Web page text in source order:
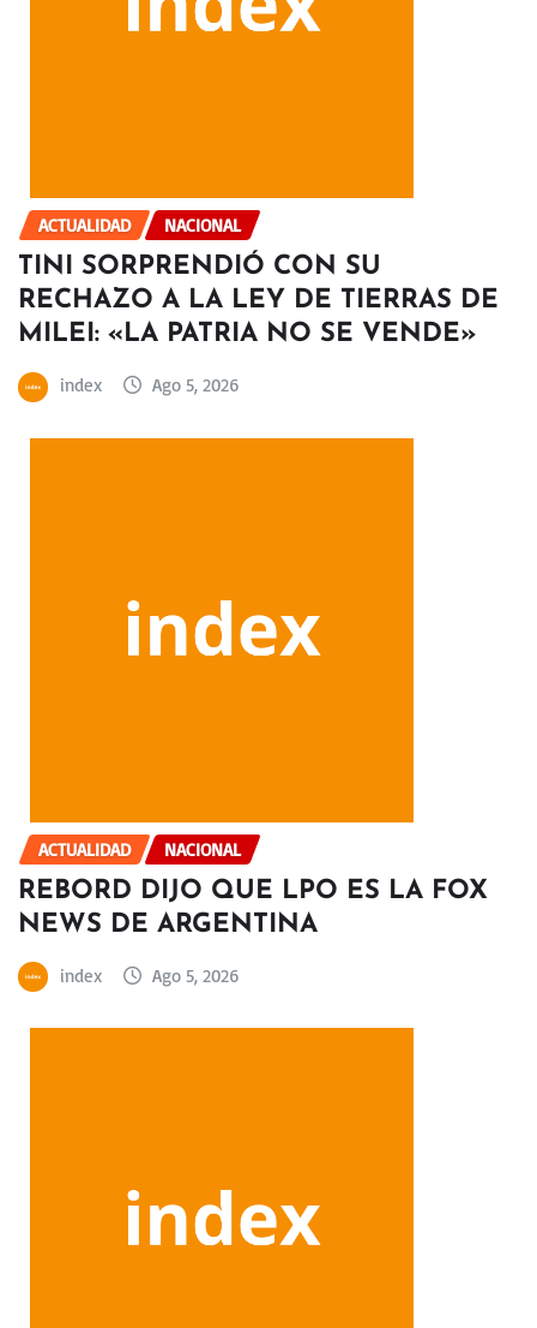
ACTUALIDAD NACIONAL
TINI SORPRENDIÓ CON SU
RECHAZO A LA LEY DE TIERRAS DE
MILEI: «LA PATRIA NO SE VENDE»
index Ago 5, 2026
ACTUALIDAD NACIONAL
REBORD DIJO QUE LPO ES LA FOX
NEWS DE ARGENTINA
index Ago 5, 2026